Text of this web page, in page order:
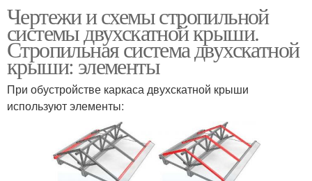
Чертежи и схемы стропильной
системы двухскатной крыши.
Стропильная система двухскатной
крыши: элементы
При обустройстве каркаса двухскатной крыши
используют элементы: